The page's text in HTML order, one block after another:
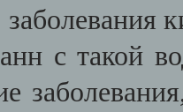
заболевания
с такой